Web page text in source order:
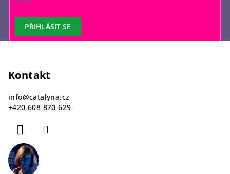
PŘIHLÁSIT SE
Kontakt
info@catalyna.cz
+420 608 870 629